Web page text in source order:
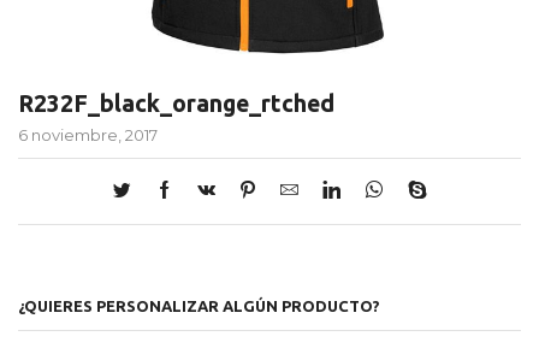
R232F_black_orange_rtched
6 noviembre, 2017
¿QUIERES PERSONALIZAR ALGÚN PRODUCTO?